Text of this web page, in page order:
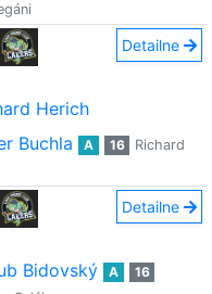
Detailne
Herich
Buchla A 16
Richard
Detailne
Bidovský A
16